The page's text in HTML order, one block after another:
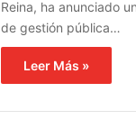
Reina, ha anunciado
de gestión pública…
Leer Más »